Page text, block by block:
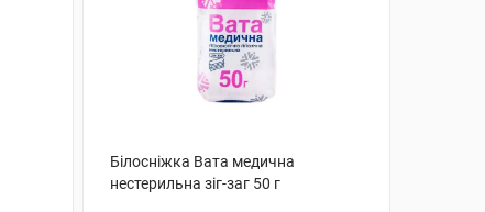
Білосніжка Вата медична
нестерильна зіг-заг 50 г